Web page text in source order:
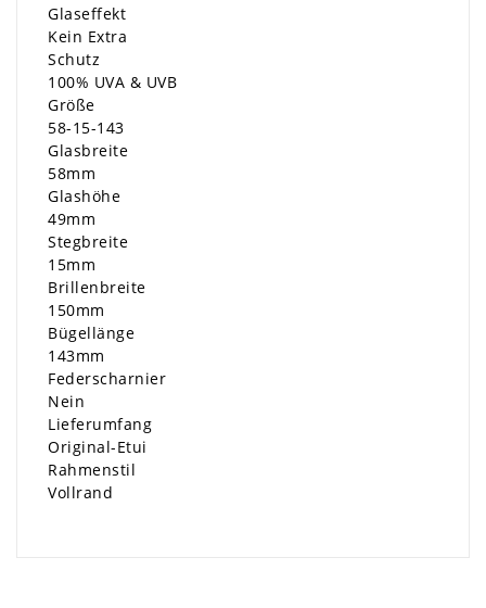
Glaseffekt
Kein Extra
Schutz
100% UVA & UVB
Größe
58-15-143
Glasbreite
58mm
Glashöhe
49mm
Stegbreite
15mm
Brillenbreite
150mm
Bügellänge
143mm
Federscharnier
Nein
Lieferumfang
Original-Etui
Rahmenstil
Vollrand